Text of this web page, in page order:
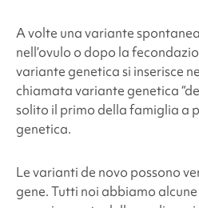
A volte una variante
nell’ovulo o dopo la
variante genetica si inserisce
chiamata variante genetica
solito il primo della famiglia a
genetica.
Le varianti de novo possono
gene. Tutti noi abbiamo